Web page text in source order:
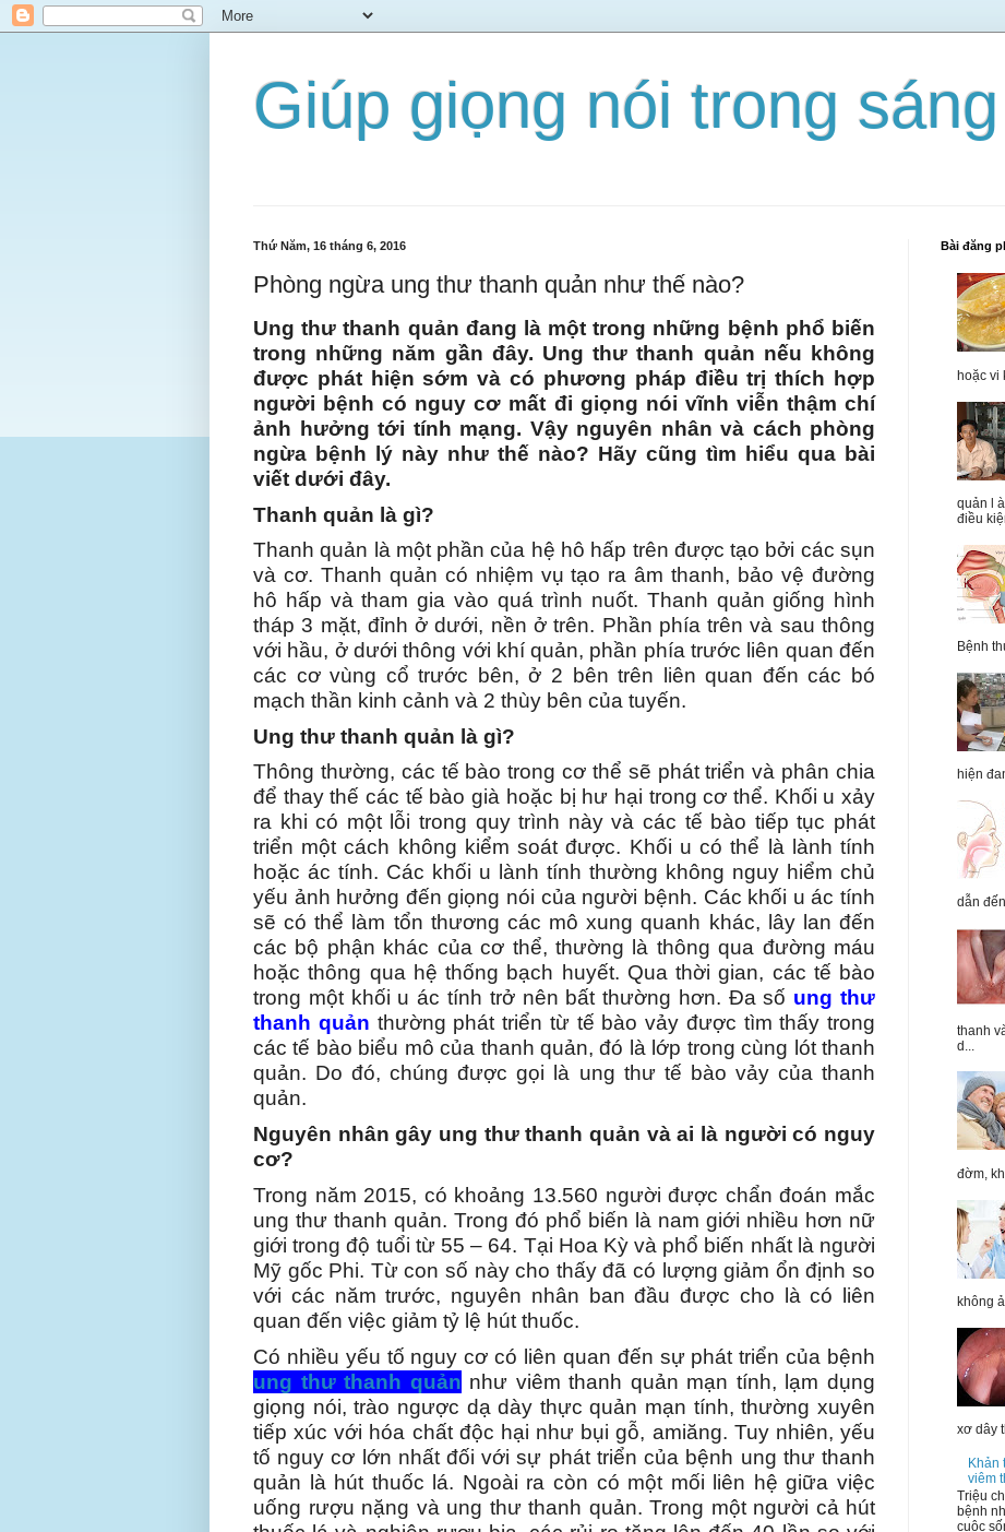
Giúp giọng nói trong
Thứ Năm, 16 tháng 6, 2016
Phòng ngừa ung thư thanh quản như thế nào?
Ung thư thanh quản đang là một trong những bệnh phổ biến
trong những năm gần đây. Ung thư thanh quản nếu không
được phát hiện sớm và có phương pháp điều trị thích hợp
người bệnh có nguy cơ mất đi giọng nói vĩnh viễn thậm chí
ảnh hưởng tới tính mạng. Vậy nguyên nhân và cách phòng
ngừa bệnh lý này như thế nào? Hãy cũng tìm hiểu qua bài
viết dưới đây.
Thanh quản là gì?
Thanh quản là một phần của hệ hô hấp trên được tạo bởi các sụn
và cơ. Thanh quản có nhiệm vụ tạo ra âm thanh, bảo vệ đường
hô hấp và tham gia vào quá trình nuốt. Thanh quản giống hình
tháp 3 mặt, đỉnh ở dưới, nền ở trên. Phần phía trên và sau thông
với hầu, ở dưới thông với khí quản, phần phía trước liên quan đến
các cơ vùng cổ trước bên, ở 2 bên trên liên quan đến các bó
mạch thần kinh cảnh và 2 thùy bên của tuyến.
Ung thư thanh quản là gì?
Thông thường, các tế bào trong cơ thể sẽ phát triển và phân chia
để thay thế các tế bào già hoặc bị hư hại trong cơ thể. Khối u xảy
ra khi có một lỗi trong quy trình này và các tế bào tiếp tục phát
triển một cách không kiểm soát được. Khối u có thể là lành tính
hoặc ác tính. Các khối u lành tính thường không nguy hiểm chủ
yếu ảnh hưởng đến giọng nói của người bệnh. Các khối u ác tính
sẽ có thể làm tổn thương các mô xung quanh khác, lây lan đến
các bộ phận khác của cơ thể, thường là thông qua đường máu
hoặc thông qua hệ thống bạch huyết. Qua thời gian, các tế bào
trong một khối u ác tính trở nên bất thường hơn. Đa số ung thư
thanh quản thường phát triển từ tế bào vảy được tìm thấy trong
các tế bào biểu mô của thanh quản, đó là lớp trong cùng lót thanh
quản. Do đó, chúng được gọi là ung thư tế bào vảy của thanh
quản.
Nguyên nhân gây ung thư thanh quản và ai là người có nguy
cơ?
Trong năm 2015, có khoảng 13.560 người được chẩn đoán mắc
ung thư thanh quản. Trong đó phổ biến là nam giới nhiều hơn nữ
giới trong độ tuổi từ 55 – 64. Tại Hoa Kỳ và phổ biến nhất là người
Mỹ gốc Phi. Từ con số này cho thấy đã có lượng giảm ổn định so
với các năm trước, nguyên nhân ban đầu được cho là có liên
quan đến việc giảm tỷ lệ hút thuốc.
Có nhiều yếu tố nguy cơ có liên quan đến sự phát triển của bệnh
ung thư thanh quản như viêm thanh quản mạn tính, lạm dụng
giọng nói, trào ngược dạ dày thực quản mạn tính, thường xuyên
tiếp xúc với hóa chất độc hại như bụi gỗ, amiăng. Tuy nhiên, yếu
tố nguy cơ lớn nhất đối với sự phát triển của bệnh ung thư thanh
quản là hút thuốc lá. Ngoài ra còn có một mối liên hệ giữa việc
uống rượu nặng và ung thư thanh quản. Trong một người cả hút
Bài đăng
hoặc vi
quản l
điều
Bệnh
hiện
dẫn
thanh
d...
đờm,
không
xơ dây
Khản
viêm
Triệu
bệnh
cuộc